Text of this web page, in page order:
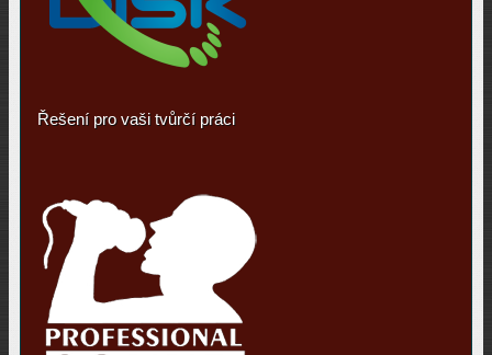
Řešení pro vaši tvůrčí práci